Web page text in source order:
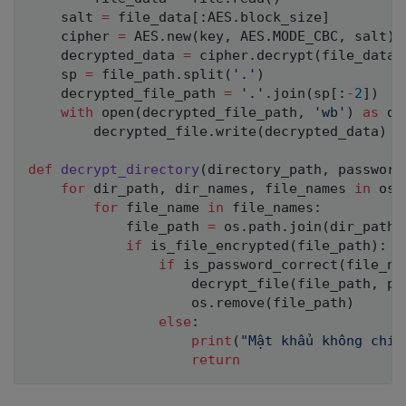
    salt
= file_data [ :AES . block_size]
    cipher
= AES . new( key, AES .MODE_CBC , salt )
    decrypted_data
= cipher. decrypt ( file_data
    sp
= file_path . split ( '.' )
    decrypted_file_path
= '.' . join ( sp [ : -2] )
with
open ( decrypted_file_path , 'wb' ) as
        decrypted_file
.write ( decrypted_data )
def decrypt_directory ( directory_path , password
for dir_path , dir_names , file_names in os
for file_name in file_names :
            file_path
= os . path . join ( dir_path
if is_file_encrypted ( file_path ) :
if is_password_correct (
                    decrypt_file
( file_path ,
                    os
. remove ( file_path )
else :
print ( "Mật khẩu không
return